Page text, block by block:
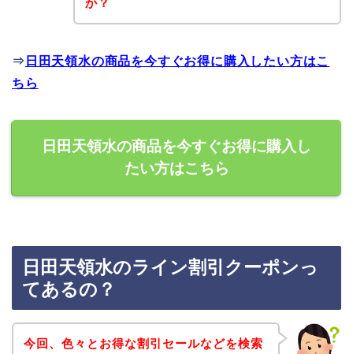
か？
⇒ 日田天領水の商品を今すぐお得に購入したい方はこ
ちら
日田天領水の商品を今すぐお得に購入し
たい方はこちら
日田天領水のライン割引クーポンっ
てあるの？
今回、色々とお得な割引セールなどを検索